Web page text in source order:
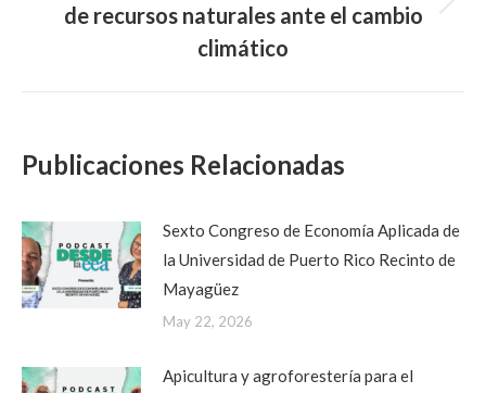
Next
post:
de recursos naturales ante el cambio
climático
Publicaciones Relacionadas
Sexto Congreso de Economía Aplicada de
la Universidad de Puerto Rico Recinto de
Mayagüez
May 22, 2026
Apicultura y agroforestería para el